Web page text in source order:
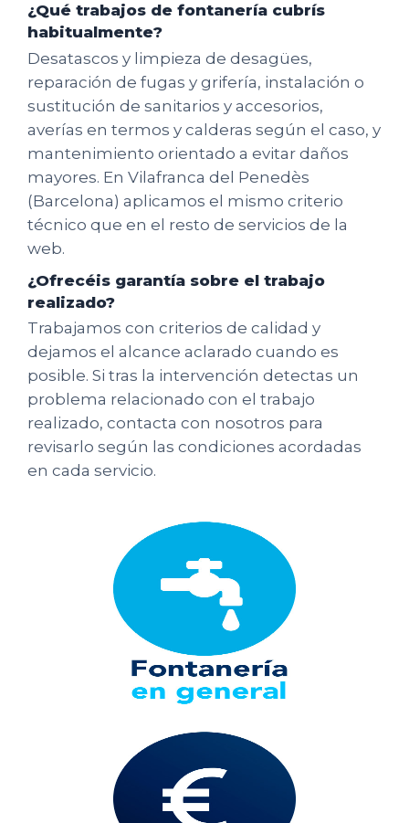
¿Qué trabajos de fontanería cubrís
habitualmente?
Desatascos y limpieza de desagües,
reparación de fugas y grifería, instalación o
sustitución de sanitarios y accesorios,
averías en termos y calderas según el caso, y
mantenimiento orientado a evitar daños
mayores. En Vilafranca del Penedès
(Barcelona) aplicamos el mismo criterio
técnico que en el resto de servicios de la
web.
¿Ofrecéis garantía sobre el trabajo
realizado?
Trabajamos con criterios de calidad y
dejamos el alcance aclarado cuando es
posible. Si tras la intervención detectas un
problema relacionado con el trabajo
realizado, contacta con nosotros para
revisarlo según las condiciones acordadas
en cada servicio.